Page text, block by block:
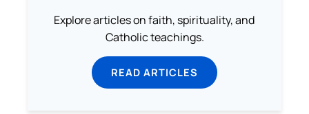
Explore articles on faith, spirituality, and
Catholic teachings.
READ ARTICLES